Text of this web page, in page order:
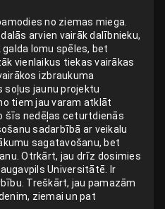
no ziemas miega.
arvien vairāk dalībnieku,
lomu spēles, bet
vienlaikus tiekas vairākas
izbraukuma
soļus jaunu projektu
tiem jau varam atklāt
šīs nedēļas ceturtdienās
sadarbībā ar veikalu
sagatavošanu, bet
Otrkārt, jau drīz dosimies
Universitātē. Ir
Treškārt, jau pamazām
ziemai un pat